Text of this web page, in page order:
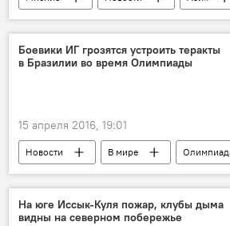
В мире
Турция
Казахстан
Узбекистан
Иран
Нурсултан Назарбаев
визит
Боевики ИГ грозятся устроить теракты
в Бразилии во время Олимпиады
15 апреля 2016, 19:01
Новости В мире
теракт
безопасность
На юге Иссык-Куля пожар, клубы дыма
видны на северном побережье